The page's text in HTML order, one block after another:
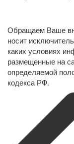
Обращаем Ваше
носит
каких условиях
размещенные на
определяемой
кодекса РФ.